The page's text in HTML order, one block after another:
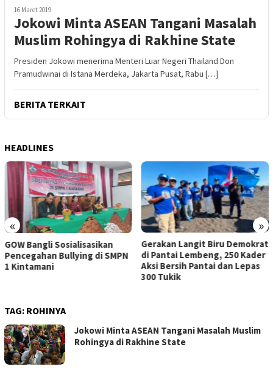
16 Maret 2019
Jokowi Minta ASEAN Tangani Masalah
Muslim Rohingya di Rakhine State
Presiden Jokowi menerima Menteri Luar Negeri Thailand Don
Pramudwinai di Istana Merdeka, Jakarta Pusat, Rabu […]
BERITA TERKAIT
HEADLINES
« »
Gerakan Langit Biru Demokrat
di Pantai Lembeng, 250 Kader
Aksi Bersih Pantai dan Lepas
Apresiasi Sinergi Pusat-
Daerah, Bupati Bangli Buka
Sosialisasi RUU Satu Data
Indonesia
TAG: ROHINYA
Jokowi Minta ASEAN Tangani Masalah Muslim
Rohingya di Rakhine State